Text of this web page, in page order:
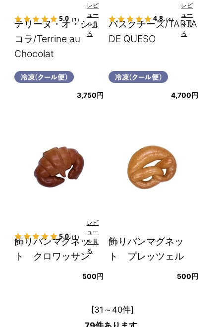
テリーヌ・オ・ショ
コラ/Terrine au
Chocolat
5.0 （1）
レビ
ュー
を見
る
3,750円
バスクチーズ/TARTA
DE QUESO
4.8（4）
レビ
ュー
を見
る
4,700円
飾りパンマグネッ
ト クロワッサン
5.0（1）
レビ
ュー
を見
る
500円
飾りパンマグネッ
ト プレッツェル
500円
[31～40件]